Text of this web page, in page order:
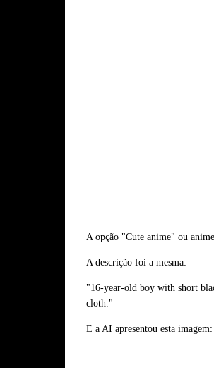
A opção "Cute anime" ou
A descrição foi a mesma:
"16-year-old boy with short
cloth."
E a AI apresentou esta imagem: